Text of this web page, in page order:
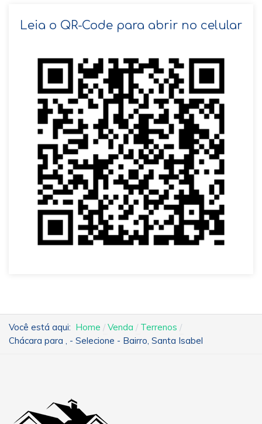
Leia o QR-Code para abrir no celular
Você está aqui: Home Venda
Terrenos
Chácara para , - Selecione - Bairro, Santa Isabel